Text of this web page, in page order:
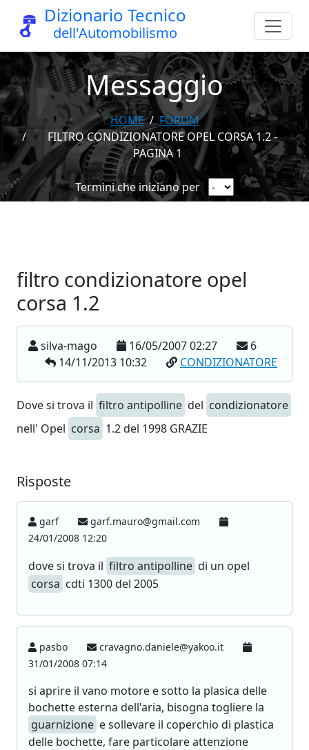
Dizionario Tecnico
dell'Automobilismo
Messaggio
HOME
FORUM
FILTRO CONDIZIONATORE OPEL CORSA 1.2 -
PAGINA 1
Termini che iniziano per
filtro condizionatore opel
corsa 1.2
silva-mago 16/05/2007 02:27
6
14/11/2013 10:32
CONDIZIONATORE
Dove si trova il filtro antipolline del condizionatore
nell' Opel corsa 1.2 del 1998 GRAZIE
Risposte
garf
garf.mauro@gmail.com
24/01/2008 12:20
dove si trova il filtro antipolline di un opel
corsa cdti 1300 del 2005
pasbo
cravagno.daniele@yakoo.it
31/01/2008 07:14
si aprire il vano motore e sotto la plasica delle
bochette esterna dell'aria, bisogna togliere la
guarnizione e sollevare il coperchio di plastica
delle bochette, fare particolare attenzione